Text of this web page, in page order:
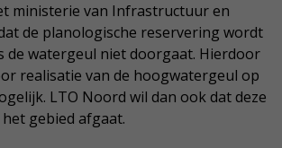
ministerie van Infrastructuur en
de planologische reservering wordt
de watergeul niet doorgaat. Hierdoor
realisatie van de hoogwatergeul op
LTO Noord wil dan ook dat deze
gebied afgaat.